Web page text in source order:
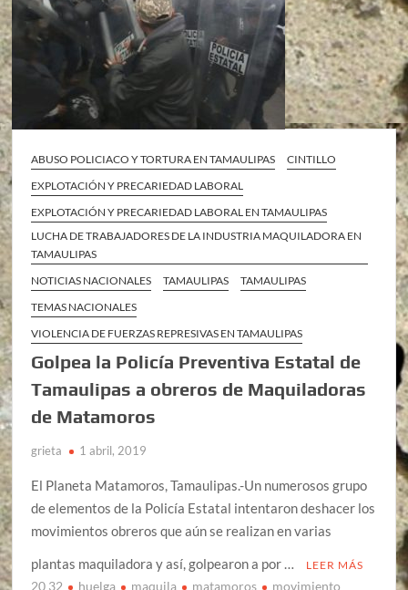
ABUSO POLICIACO Y TORTURA EN TAMAULIPAS
CINTILLO
EXPLOTACIÓN Y PRECARIEDAD LABORAL
EXPLOTACIÓN Y PRECARIEDAD LABORAL EN TAMAULIPAS
LUCHA DE TRABAJADORES DE LA INDUSTRIA MAQUILADORA EN
TAMAULIPAS
NOTICIAS NACIONALES
TAMAULIPAS
TAMAULIPAS
TEMAS NACIONALES
VIOLENCIA DE FUERZAS REPRESIVAS EN TAMAULIPAS
Golpea la Policía Preventiva Estatal de
Tamaulipas a obreros de Maquiladoras
de Matamoros
grieta 1 abril, 2019
El Planeta Matamoros, Tamaulipas.-Un numerosos grupo
de elementos de la Policía Estatal intentaron deshacer los
movimientos obreros que aún se realizan en varias
plantas maquiladora y así, golpearon a por …
LEER MÁS
20 32 huelga maquila matamoros movimiento